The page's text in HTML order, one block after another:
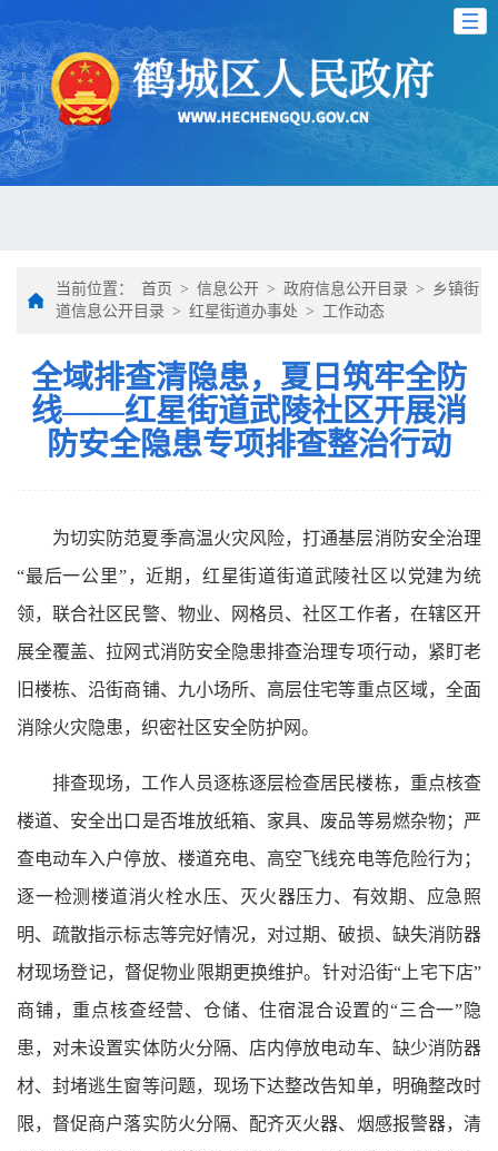
当前位置： 首页 > 信息公开 > 政府信息公开目录 >
乡镇街
道信息公开目录 > 红星街道办事处 > 工作动态
全域排查清隐患，夏日筑牢全防
线——红星街道武陵社区开展消
防安全隐患专项排查整治行动
为切实防范夏季高温火灾风险，打通基层消防安全治理
“最后一公里”，近期，红星街道街道武陵社区以党建为统
领，联合社区民警、物业、网格员、社区工作者，在辖区开
展全覆盖、拉网式消防安全隐患排查治理专项行动，紧盯老
旧楼栋、沿街商铺、九小场所、高层住宅等重点区域，全面
消除火灾隐患，织密社区安全防护网。
排查现场，工作人员逐栋逐层检查居民楼栋，重点核查
楼道、安全出口是否堆放纸箱、家具、废品等易燃杂物；严
查电动车入户停放、楼道充电、高空飞线充电等危险行为；
逐一检测楼道消火栓水压、灭火器压力、有效期、应急照
明、疏散指示标志等完好情况，对过期、破损、缺失消防器
材现场登记，督促物业限期更换维护。针对沿街“上宅下店”
商铺，重点核查经营、仓储、住宿混合设置的“三合一”隐
患，对未设置实体防火分隔、店内停放电动车、缺少消防器
材、封堵逃生窗等问题，现场下达整改告知单，明确整改时
限，督促商户落实防火分隔、配齐灭火器、烟感报警器，清